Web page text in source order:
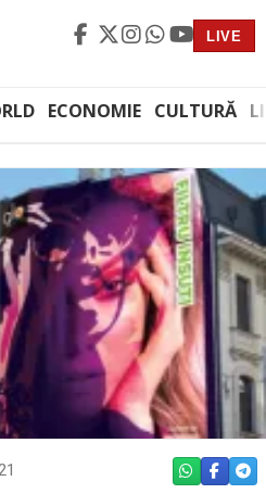
LIVE
ECONOMIE CULTURĂ
WHATSAPP